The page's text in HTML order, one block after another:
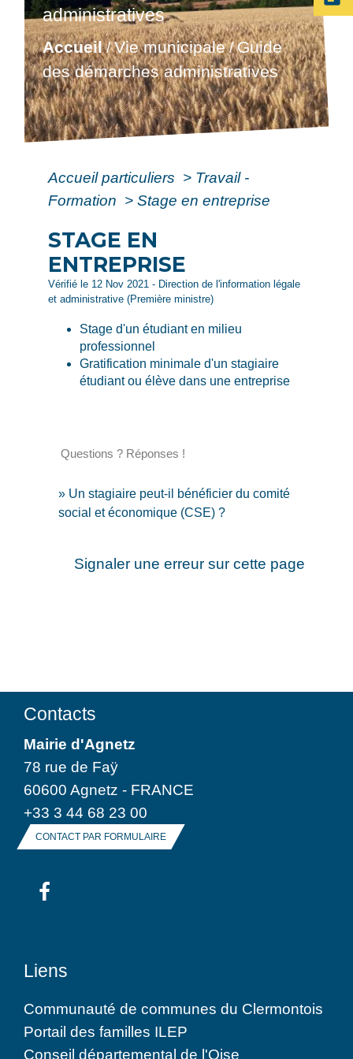
administratives
Accueil/Vie municipale/Guide
des démarches administratives
Accueil particuliers > Travail -
Formation > Stage en entreprise
STAGE EN
ENTREPRISE
Vérifié le 12 Nov 2021 - Direction de l'information légale
et administrative (Première ministre)
Stage d'un étudiant en milieu
professionnel
Gratification minimale d'un stagiaire
étudiant ou élève dans une entreprise
Questions ? Réponses !
Un stagiaire peut-il bénéficier du comité
social et économique (CSE) ?
Signaler une erreur sur cette page
Contacts
Mairie d'Agnetz
78 rue de Faÿ
60600 Agnetz - FRANCE
+33 3 44 68 23 00
CONTACT PAR FORMULAIRE
Liens
Communauté de communes du Clermontois
Portail des familles ILEP
Conseil départemental de l'Oise